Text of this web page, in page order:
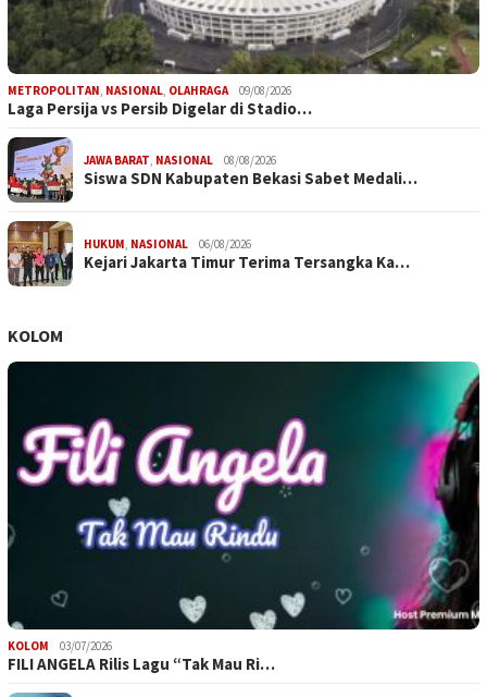
METROPOLITAN NASIONAL OLAHRAGA 09/08/2026
Laga Persija vs Persib Digelar di Stadio…
JAWA BARAT NASIONAL 08/08/2026
Siswa SDN Kabupaten Bekasi Sabet Medali…
HUKUM NASIONAL 06/08/2026
Kejari Jakarta Timur Terima Tersangka Ka…
KOLOM
KOLOM 03/07/2026
FILI ANGELA Rilis Lagu “Tak Mau Ri…